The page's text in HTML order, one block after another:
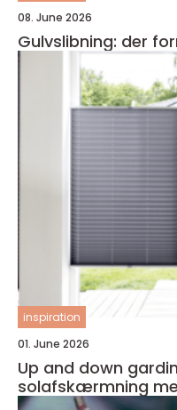
08. June 2026
Gulvslibning: der
inspiration
01. June 2026
Up and down gardiner
solafskærmning